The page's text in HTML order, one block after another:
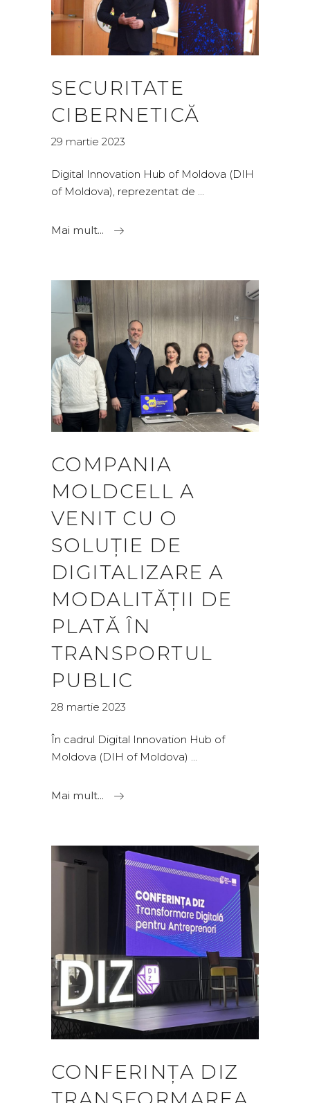
SECURITATE
CIBERNETICĂ
29 martie 2023
Digital Innovation Hub of Moldova (DIH
of Moldova), reprezentat de
Mai mult...
COMPANIA
MOLDCELL A
VENIT CU O
SOLUȚIE DE
DIGITALIZARE A
MODALITĂȚII DE
PLATĂ ÎN
TRANSPORTUL
PUBLIC
28 martie 2023
În cadrul Digital Innovation Hub of
Moldova (DIH of Moldova)
Mai mult...
CONFERINȚA DIZ